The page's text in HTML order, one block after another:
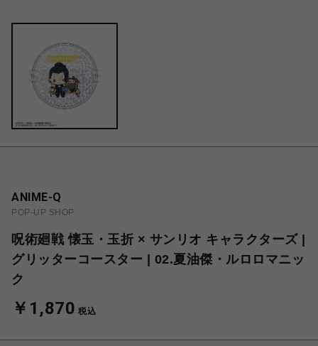
ANIME-Q
POP-UP SHOP
呪術廻戦 懐玉・玉折 × サンリオ キャラクターズ |
グリッターコースター | 02.夏油傑・ルロロマニッ
ク
￥1,870 税込